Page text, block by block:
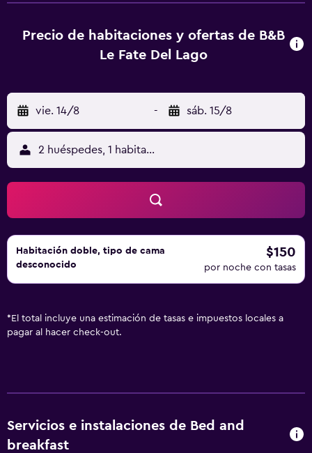
alojamiento ofrece servicio de traslado de pago para ir o
volver del aeropuerto.
Precio de habitaciones y ofertas de B&B
Le Fate Del Lago
vie. 14/8 - sáb. 15/8
2 huéspedes, 1 habitación
Habitación doble, tipo de cama
desconocido
$150
por noche con tasas
* El total incluye una estimación de tasas e impuestos locales a
pagar al hacer check-out.
Servicios e instalaciones de Bed and
breakfast